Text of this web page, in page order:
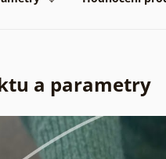
a parametry